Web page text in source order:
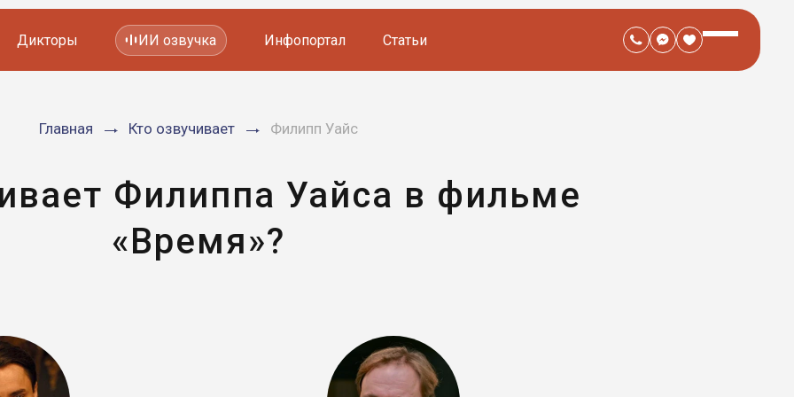
Мультфильмов
Дикторы ИИ озвучка Инфопортал Статьи
Главная Кто озвучивает Филипп Уайс
Филиппа Уайса в фильме
«Время»?